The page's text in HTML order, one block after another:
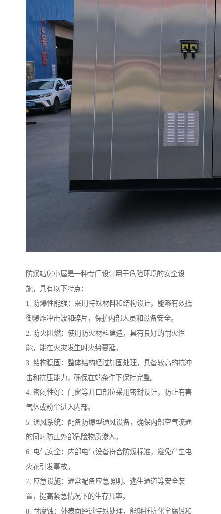
防爆站房小屋是一种专门设计用于危险环境的安全设
施，具有以下特点：
1. 防爆性能强：采用特殊材料和结构设计，能够有效抵
御爆炸冲击波和碎片，保护内部人员和设备安全。
2. 防火阻燃：使用防火材料建造，具有良好的耐火性
能，能在火灾发生时火势蔓延。
3. 结构稳固：整体结构经过加固处理，具备较高的抗冲
击和抗压能力，确保在端条件下保持完整。
4. 密闭性好：门窗等开口部位采用密封设计，防止有害
气体或粉尘进入内部。
5. 通风系统：配备防爆型通风设备，确保内部空气流通
的同时防止外部危险物质渗入。
6. 电气安全：内部电气设备符合防爆标准，避免产生电
火花引发事故。
7. 应急设施：通常配备应急照明、逃生通道等安全装
置，提高紧急情况下的生存几率。
8. 耐腐蚀：外表面经过特殊处理，能够抵抗化学腐蚀和